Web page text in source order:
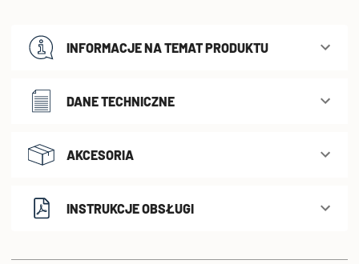
INFORMACJE NA TEMAT PRODUKTU
DANE TECHNICZNE
AKCESORIA
INSTRUKCJE OBSŁUGI